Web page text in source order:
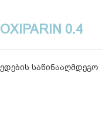
0.4
საწინააღმდეგო